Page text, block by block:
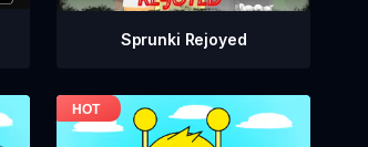
Sprunki Rejoyed